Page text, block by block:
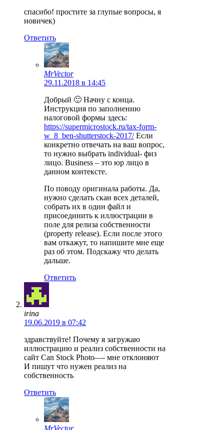
спасибо! простите за глупые вопросы, я
новичек)
Ответить
MrVector
29.11.2018 в 14:45
Добрый 🙂 Начну с конца.
Инструкция по заполнению
налоговой формы здесь:
https://supermicrostock.ru/tax-form-
w_8_ben-shutterstock-2017/Если
конкретно отвечать на ваш вопрос,
то нужно выбрать individual- физ
лицо. Business – это юр лицо в
данном контексте.
По поводу оригинала работы. Да,
нужно сделать скан всех деталей,
собрать их в один файл и
присоединить к иллюстрации в
поле для релиза собственности
(property release). Если после этого
вам откажут, то напишите мне еще
раз об этом. Подскажу что делать
дальше.
Ответить
irina
19.06.2019 в 07:42
здравствуйте! Почему я загружаю
иллюстрацию и реализ собственности на
сайт Can Stock Photo—- мне отклоняют
И пишут что нужен реализ на
собственность
Ответить
MrVector